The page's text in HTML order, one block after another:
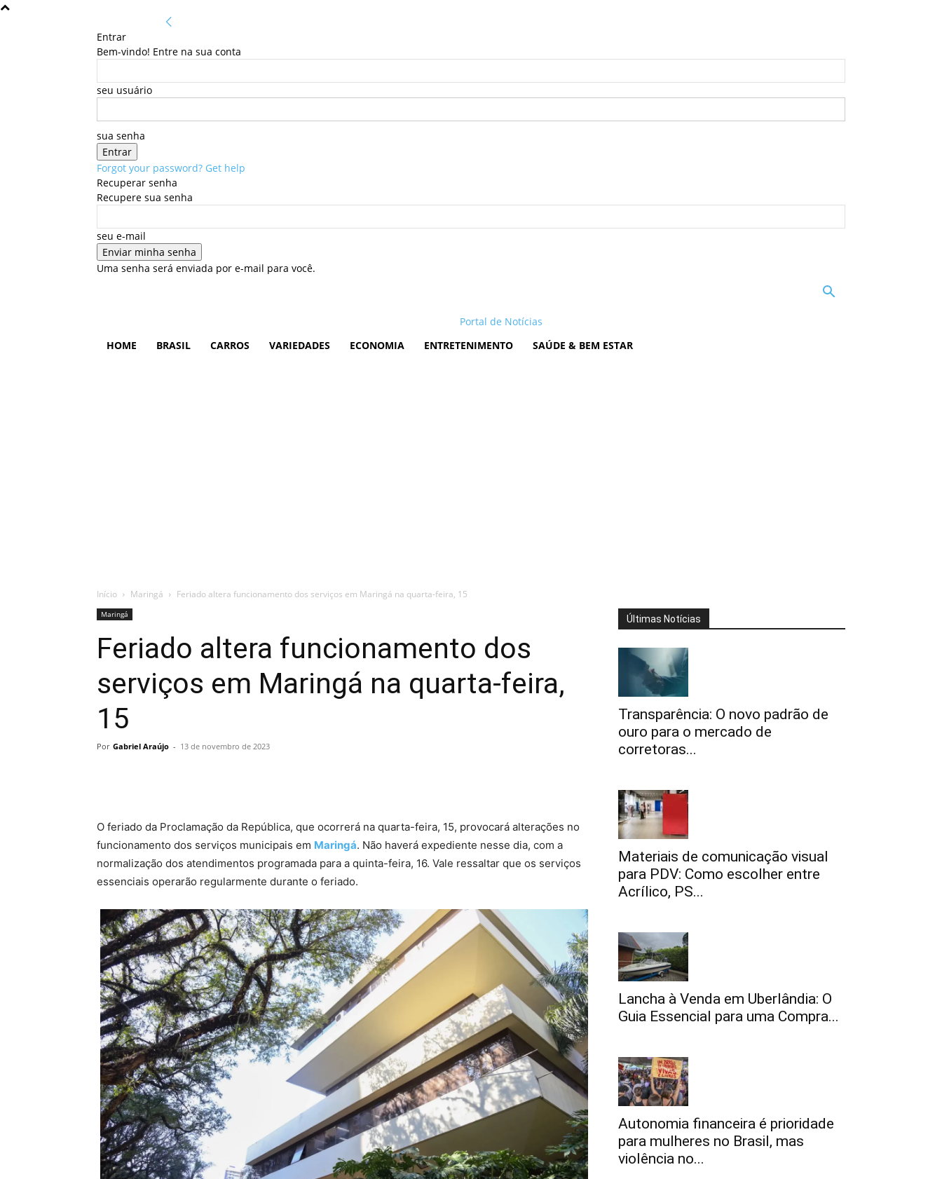
Entrar
Bem-vindo! Entre na sua conta
seu usuário
sua senha
Forgot your password? Get help
Recuperar senha
Recupere sua senha
seu e-mail
Uma senha será enviada por e-mail para você.
Portal de Notícias
HOME
BRASIL CARROS VARIEDADES ECONOMIA ENTRETENIMENTO SAÚDE & BEM ESTAR
Início Maringá Feriado altera funcionamento dos serviços em Maringá na quarta-feira, 15
Maringá
Feriado altera funcionamento dos
serviços em Maringá na quarta-feira,
15
Por Gabriel Araújo - 13 de novembro de 2023
O feriado da Proclamação da República, que ocorrerá na quarta-feira, 15, provocará alterações no
funcionamento dos serviços municipais em Maringá. Não haverá expediente nesse dia, com a
normalização dos atendimentos programada para a quinta-feira, 16. Vale ressaltar que os serviços
essenciais operarão regularmente durante o feriado.
Últimas Notícias
Transparência: O novo padrão de
ouro para o mercado de
corretoras...
Materiais de comunicação visual
para PDV: Como escolher entre
Acrílico, PS...
Lancha à Venda em Uberlândia: O
Guia Essencial para uma Compra...
Autonomia financeira é prioridade
para mulheres no Brasil, mas
violência no...